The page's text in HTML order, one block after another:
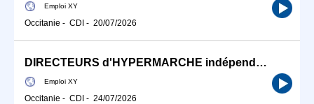
Emploi XY
Occitanie - CDI - 20/07/2026
DIRECTEURS d'HYPERMARCHE indépendant
Emploi XY
Occitanie - CDI - 24/07/2026